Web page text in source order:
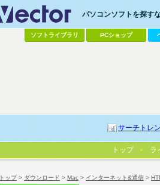
トップ> ダウンロード > Mac > インターネット&通信 >
パソコンソフトを探す
ソフトライブラリ PCショップ
サーチトレ
トップ ラ